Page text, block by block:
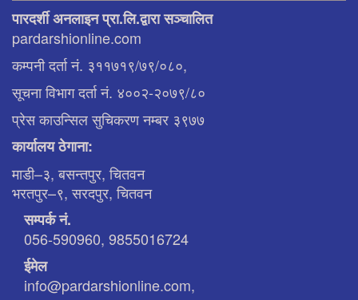
पारदर्शी अनलाइन प्रा.लि.द्वारा सञ्चालित
pardarshionline.com
कम्पनी दर्ता नं. ३११७१९/७९/०८०,
सूचना विभाग दर्ता नं. ४००२-२०७९/८०
प्रेस काउन्सिल सुचिकरण नम्बर ३९७७
कार्यालय ठेगाना:
माडी–३, बसन्तपुर, चितवन
भरतपुर–९, सरदपुर, चितवन
सम्पर्क नं.
056-590960, 9855016724
ईमेल
info@pardarshionline.com,